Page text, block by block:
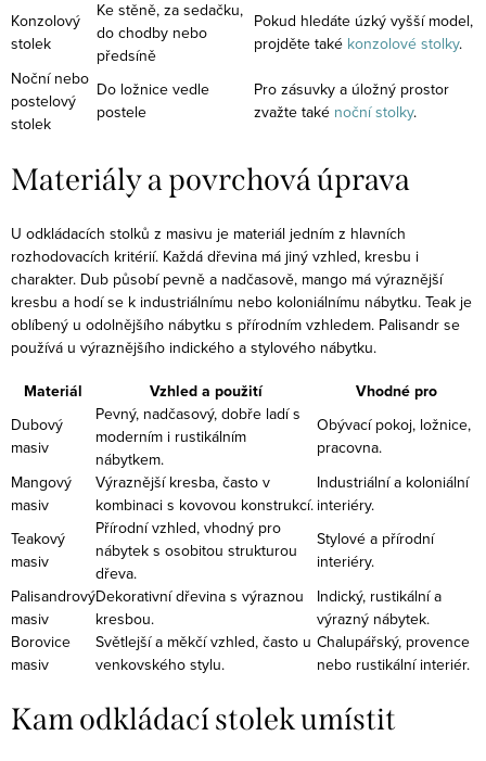
Konzolový
stolek
Ke stěně, za sedačku,
do chodby nebo
předsíně
Pokud hledáte úzký vyšší model,
projděte také konzolové stolky.
Noční nebo
postelový
stolek
Do ložnice vedle
postele
Pro zásuvky a úložný prostor
zvažte také noční stolky.
Materiály a povrchová úprava
U odkládacích stolků z masivu je materiál jedním z hlavních
rozhodovacích kritérií. Každá dřevina má jiný vzhled, kresbu i
charakter. Dub působí pevně a nadčasově, mango má výraznější
kresbu a hodí se k industriálnímu nebo koloniálnímu nábytku. Teak je
oblíbený u odolnějšího nábytku s přírodním vzhledem. Palisandr se
používá u výraznějšího indického a stylového nábytku.
Materiál
Vzhled a použití
Vhodné pro
Dubový
masiv
Pevný, nadčasový, dobře ladí s
moderním i rustikálním
nábytkem.
Obývací pokoj, ložnice,
pracovna.
Mangový
masiv
Výraznější kresba, často v
kombinaci s kovovou konstrukcí.
Industriální a koloniální
interiéry.
Teakový
masiv
Přírodní vzhled, vhodný pro
nábytek s osobitou strukturou
dřeva.
Stylové a přírodní
interiéry.
Palisandrový
masiv
Dekorativní dřevina s výraznou
kresbou.
Indický, rustikální a
výrazný nábytek.
Borovice
masiv
Světlejší a měkčí vzhled, často u
venkovského stylu.
Chalupářský, provence
nebo rustikální interiér.
Kam odkládací stolek umístit